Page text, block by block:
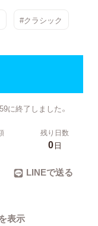
#クラシック
に終了しました。
残り日数
0日
LINEで送る
表示